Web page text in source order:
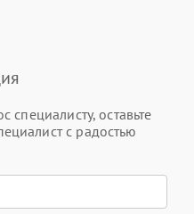
специалисту, оставьте
с радостью